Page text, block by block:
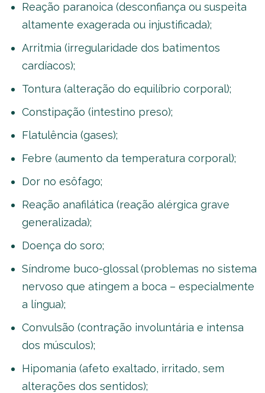
Reação paranoica (desconfiança ou suspeita
altamente exagerada ou injustificada);
Arritmia (irregularidade dos batimentos
cardíacos);
Tontura (alteração do equilíbrio corporal);
Constipação (intestino preso);
Flatulência (gases);
Febre (aumento da temperatura corporal);
Dor no esôfago;
Reação anafilática (reação alérgica grave
generalizada);
Doença do soro;
Síndrome buco-glossal (problemas no sistema
nervoso que atingem a boca – especialmente
a língua);
Convulsão (contração involuntária e intensa
dos músculos);
Hipomania (afeto exaltado, irritado, sem
alterações dos sentidos);